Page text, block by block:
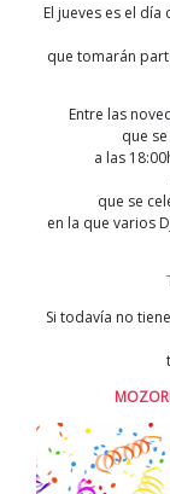
El jueves es el
que tomarán
Entre las
que
a las
que se
en la que varios
Si todavía no